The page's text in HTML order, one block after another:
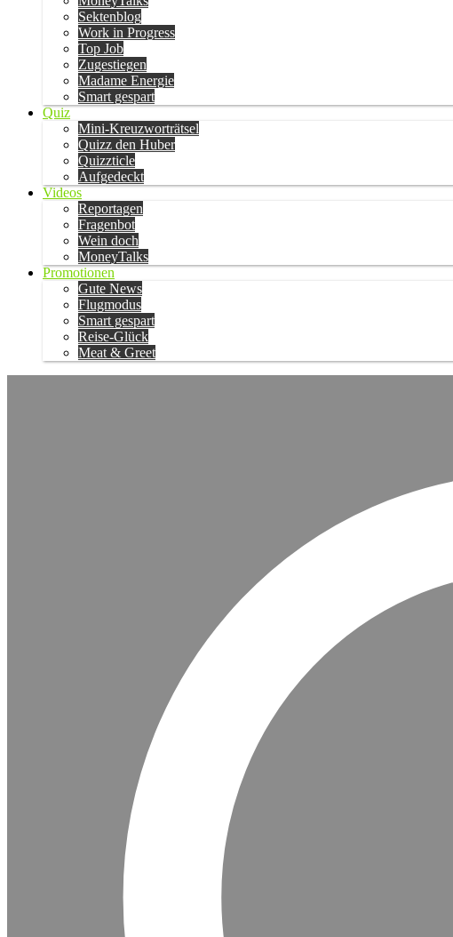
Sektenblog
Work in Progress
Top Job
Zugestiegen
Madame Energie
Smart gespart
Quiz
Mini-Kreuzworträtsel
Quizz den Huber
Quizzticle
Aufgedeckt
Videos
Reportagen
Fragenbot
Wein doch
MoneyTalks
Promotionen
Gute News
Flugmodus
Smart gespart
Reise-Glück
Meat & Greet